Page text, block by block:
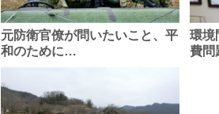
元防衛官僚が問いたいこと、平
和のために…
環境
費